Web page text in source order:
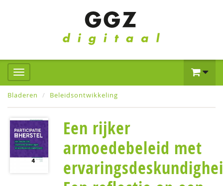
Bladeren Beleidsontwikkeling
Een rijker
armoedebeleid met